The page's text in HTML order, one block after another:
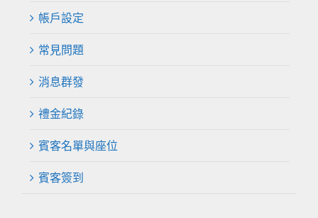
帳戶設定
常見問題
消息群發
禮金紀錄
賓客名單與座位
賓客簽到